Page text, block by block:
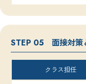
STEP 05面接対策
クラス担任